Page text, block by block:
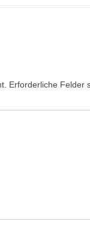
Erforderliche Felder